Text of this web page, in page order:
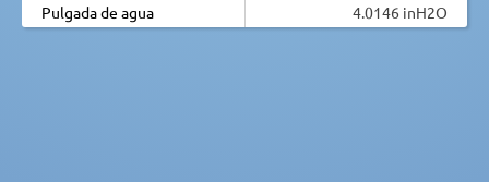
Pulgada de agua
4.0146 inH2O